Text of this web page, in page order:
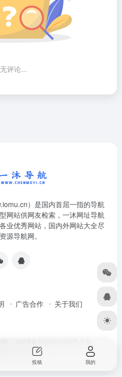
评论...
）是国内首屈一指的导航
网站供网友检索，一沐网址导航
业优秀网站，国内外网站大全尽
源导航网。
广告合作 关于我们
强力驱动
投稿 我的